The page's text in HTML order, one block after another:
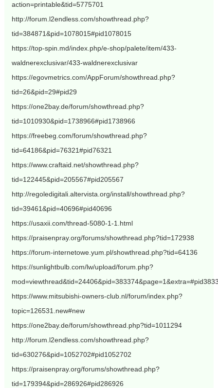
action=printable&tid=5775701
http://forum.l2endless.com/showthread.php?
tid=384871&pid=1078015#pid1078015
https://top-spin.md/index.php/e-shop/palete/item/433-
waldnerexclusivar/433-waldnerexclusivar
https://egovmetrics.com/AppForum/showthread.php?
tid=26&pid=29#pid29
https://one2bay.de/forum/showthread.php?
tid=1010930&pid=1738966#pid1738966
https://freebeg.com/forum/showthread.php?
tid=64186&pid=76321#pid76321
https://www.craftaid.net/showthread.php?
tid=122445&pid=205567#pid205567
http://regoledigitali.altervista.org/install/showthread.php?
tid=39461&pid=40696#pid40696
https://usaxii.com/thread-5080-1-1.html
https://praisenpray.org/forums/showthread.php?tid=172938
https://forum-internetowe.yum.pl/showthread.php?tid=64136
https://sunlightbulb.com/lw/upload/forum.php?
https://www.mitsubishi-owners-club.nl/forum/index.php?
topic=126531.new#new
https://one2bay.de/forum/showthread.php?tid=1011294
http://forum.l2endless.com/showthread.php?
tid=630276&pid=1052702#pid1052702
https://praisenpray.org/forums/showthread.php?
tid=179394&pid=286926#pid286926